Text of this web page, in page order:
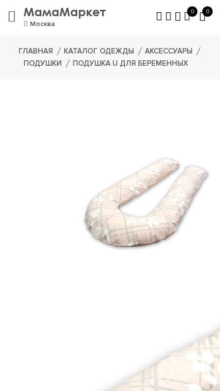
МамаМаркет
Москва
0 0
ГЛАВНАЯ КАТАЛОГ ОДЕЖДЫ
АКСЕССУАРЫ
ПОДУШКИ
ПОДУШКА U ДЛЯ БЕРЕМЕННЫХ